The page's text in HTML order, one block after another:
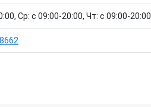
Ср: c 09:00-20:00, Чт: c 09:00-